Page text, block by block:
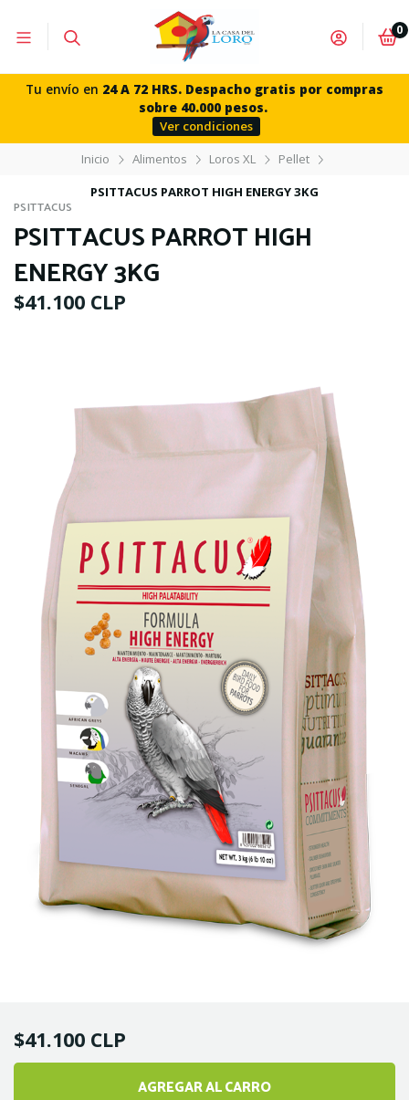
0
Tu envío en 24 A 72 HRS. Despacho gratis por compras
sobre 40.000 pesos.
Ver condiciones
Inicio
Alimentos Loros XL
Pellet
PSITTACUS PARROT HIGH ENERGY 3KG
PSITTACUS
PSITTACUS PARROT HIGH
ENERGY 3KG
$41.100 CLP
$41.100 CLP
AGREGAR AL CARRO